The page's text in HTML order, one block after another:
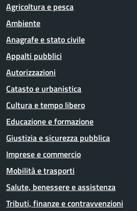
Agricoltura e pesca
Ambiente
Anagrafe e stato civile
Appalti pubblici
Autorizzazioni
Catasto e urbanistica
Cultura e tempo libero
Educazione e formazione
Giustizia e sicurezza pubblica
Imprese e commercio
Mobilità e trasporti
Salute, benessere e assistenza
Tributi, finanze e contravvenzioni